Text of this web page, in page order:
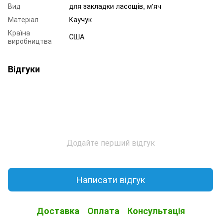
Вид
для закладки ласощів, м'яч
Матеріал
Каучук
Країна
виробництва
США
Відгуки
Додайте перший відгук
Написати відгук
Доставка Оплата Консультація